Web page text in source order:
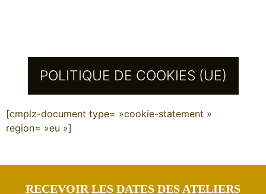
POLITIQUE DE COOKIES (UE)
[cmplz-document type= »cookie-statement »
region= »eu »]
RECEVOIR LES DATES DES ATELIERS